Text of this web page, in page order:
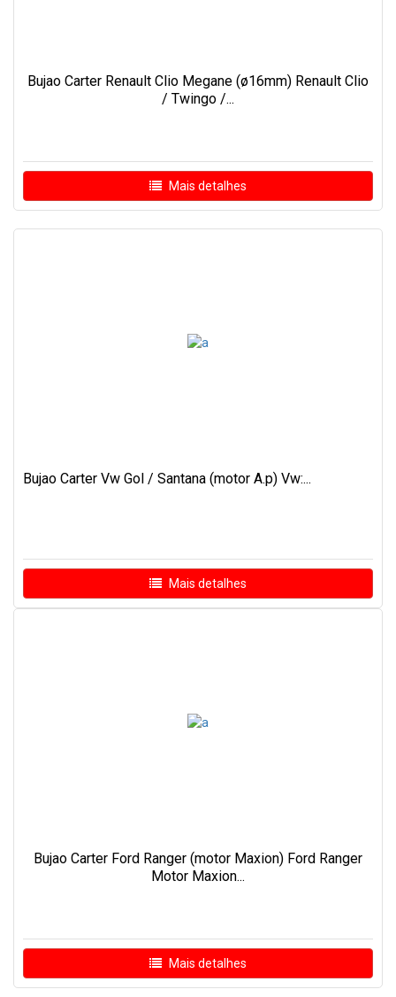
Bujao Carter Renault Clio Megane (ø16mm) Renault Clio
/ Twingo /...
Mais detalhes
Bujao Carter Vw Gol / Santana (motor A.p) Vw:...
Mais detalhes
Bujao Carter Ford Ranger (motor Maxion) Ford Ranger
Motor Maxion...
Mais detalhes